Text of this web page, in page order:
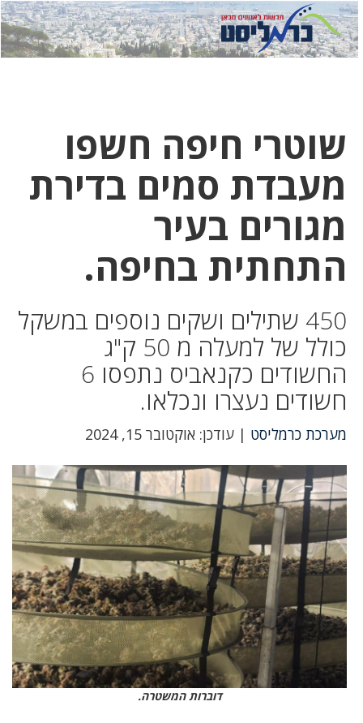
לחץ
כאן
לחץ
כדי
שוטרי חיפה חשפו
מעבדת סמים בדירת
מגורים בעיר
התחתית בחיפה.
450 שתילים ושקים נוספים במשקל
כולל של למעלה מ 50 ק"ג
החשודים כקנאביס נתפסו 6
חשודים נעצרו ונכלאו.
מערכת כרמליסט | עודכן: אוקטובר 15, 2024
דוברות המשטרה.